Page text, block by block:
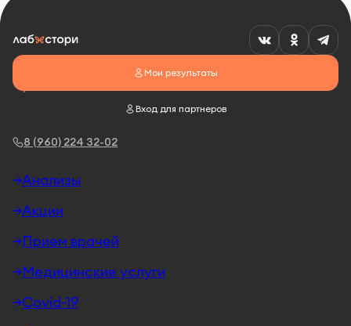
8 (960) 224 32-02
Мои результаты
Вход для партнеров
Анализы
Акции
Прием врачей
Медицинские услуги
Covid-19